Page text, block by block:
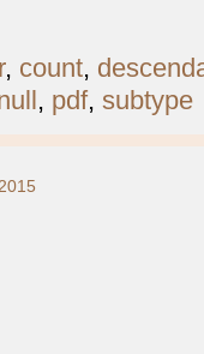
, count,
, pdf, subtype